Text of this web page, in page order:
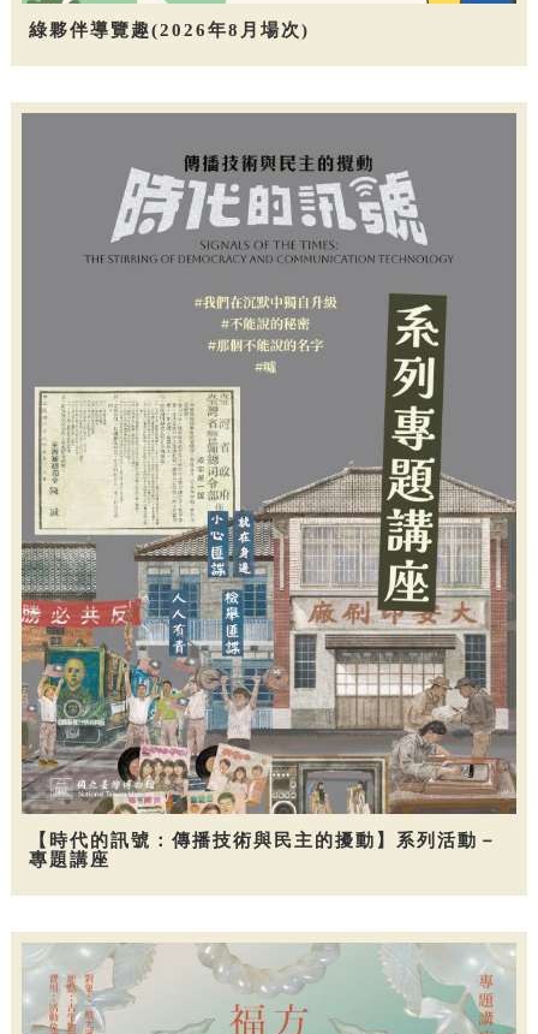
綠夥伴導覽趣(2026年8月場次)
【時代的訊號：傳播技術與民主的擾動】系列活動－
專題講座